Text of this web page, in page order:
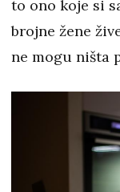
to ono koje si
brojne žene
ne mogu ništa